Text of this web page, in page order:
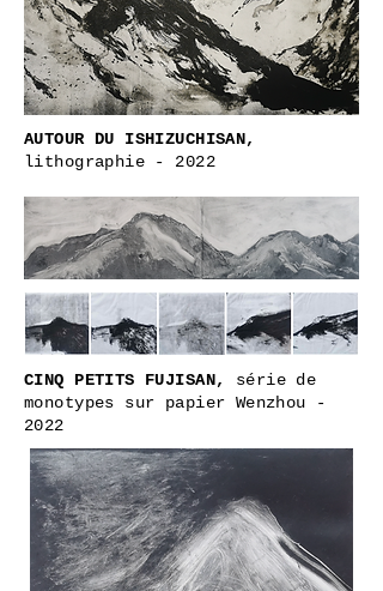
AUTOUR DU ISHIZUCHISAN,
lithographie - 2022
CINQ PETITS FUJISAN,
série de
monotypes sur papier Wenzhou -
2022